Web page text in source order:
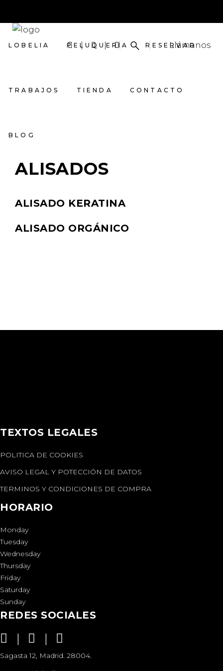
LOBELIA PELUQUERÍA RESERVAR
TRABAJOS TIENDA CONTACTO
BLOG
Llámanos
ALISADOS
ALISADO KERATINA
ALISADO ORGÁNICO
TEXTOS LEGALES
POLITICA DE COOKIES
AVISO LEGAL Y POTECCIÓN DE DATOS
TERMINOS Y CONDICIONES DE COMPRA
HORARIO
Monday
Tuesday
Wednesday
Thursday
Friday
Saturday
Sunday
REDES SOCIALES
Sagasta 12, Madrid. 28004.